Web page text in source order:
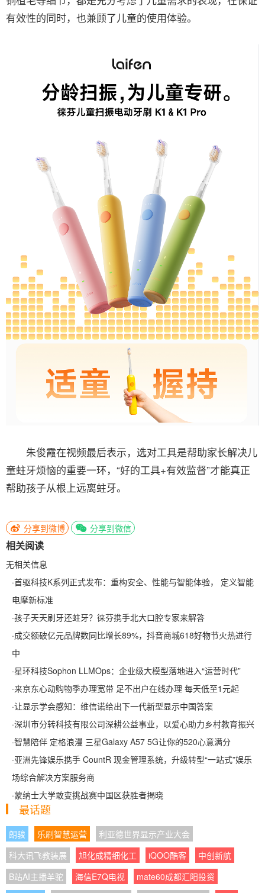
有效性的同时，也兼顾了儿童的使用体验。
朱俊霞在视频最后表示，选对工具是帮助家长解决儿
童蛀牙烦恼的重要一环，“好的工具+有效监督”才能真正
帮助孩子从根上远离蛀牙。
分享到微博 分享到微信
相关阅读
无相关信息
·首驱科技K系列正式发布：重构安全、性能与智能体验， 定义智能
电摩新标准
·孩子天天刷牙还蛀牙？徕芬携手北大口腔专家来解答
·成交额破亿元品牌数同比增长89%，抖音商城618好物节火热进行
中
·星环科技Sophon LLMOps：企业级大模型落地进入“运营时代”
·来京东心动购物季办理宽带 足不出户在线办理 每天低至1元起
·让显示学会感知：维信诺给出下一代新型显示中国答案
·深圳市分转科技有限公司深耕公益事业，以爱心助力乡村教育振兴
·智慧陪伴 定格浪漫 三星Galaxy A57 5G让你的520心意满分
·亚洲先锋娱乐携手 CountR 现金管理系统，升级转型“一站式”娱乐
场综合解决方案服务商
·蒙纳士大学敢变挑战赛中国区获胜者揭晓
最话题
朗骏 乐刷智慧运营
利亚德世界显示产业大会
科大讯飞教装展
旭化成精细化工 iQOO酷客
中创新航
B站AI主播羊驼
海信E7Q电视
mate60成都汇阳投资